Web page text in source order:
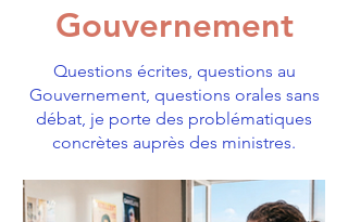
Gouvernement
Questions écrites, questions au
Gouvernement, questions orales sans
débat, je porte des problématiques
concrètes auprès des ministres.